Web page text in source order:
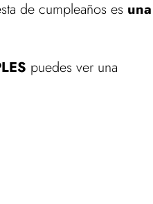
de cumpleaños es una
puedes ver una